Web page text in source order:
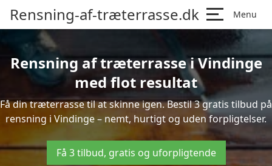
Rensning-af-træterrasse.dk Menu
Rensning af træterrasse i Vindinge
med flot resultat
Få din træterrasse til at skinne igen. Bestil 3 gratis tilbud på
rensning i Vindinge – nemt, hurtigt og uden forpligtelser.
Få 3 tilbud, gratis og uforpligtende